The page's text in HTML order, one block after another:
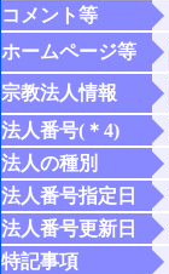
コメント等
ホームページ等
宗教法人情報
法人番号(＊4)
法人の種別
法人番号指定日
法人番号更新日
特記事項